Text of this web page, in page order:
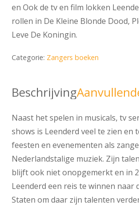
en Ook de tv en film lokken
rollen in De Kleine Blonde Dood,
Leve De Koningin.
Categorie: Zangers boeken
Beschrijving
Naast het spelen in musicals, tv
shows is Leenderd veel te zien en
feesten en evenementen als
Nederlandstalige muziek. Zijn
blijft ook niet onopgemerkt en in
Leenderd een reis te winnen naar
Staten om daar zijn talenten